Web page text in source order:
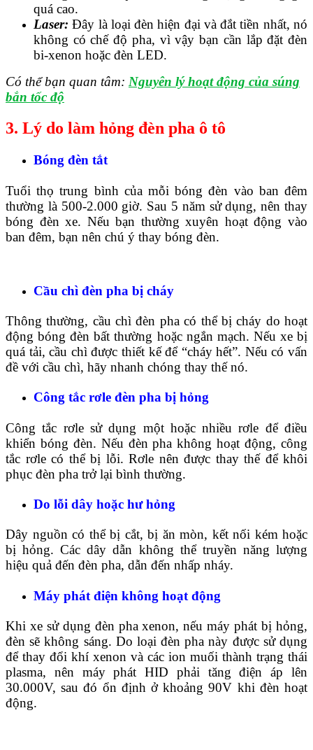
quá cao.
Laser: Đây là loại đèn hiện đại và đắt tiền nhất, nó
không có chế độ pha, vì vậy bạn cần lắp đặt đèn
bi-xenon hoặc đèn LED.
Có thể bạn quan tâm: Nguyên lý hoạt động của súng
bắn tốc độ
3. Lý do làm hỏng đèn pha ô tô
Bóng đèn tắt
Tuổi thọ trung bình của mỗi bóng đèn vào ban đêm
thường là 500-2.000 giờ. Sau 5 năm sử dụng, nên thay
bóng đèn xe. Nếu bạn thường xuyên hoạt động vào
ban đêm, bạn nên chú ý thay bóng đèn.
Cầu chì đèn pha bị cháy
Thông thường, cầu chì đèn pha có thể bị cháy do hoạt
động bóng đèn bất thường hoặc ngắn mạch. Nếu xe bị
quá tải, cầu chì được thiết kế để “cháy hết”. Nếu có vấn
đề với cầu chì, hãy nhanh chóng thay thế nó.
Công tắc rơle đèn pha bị hỏng
Công tắc rơle sử dụng một hoặc nhiều rơle để điều
khiển bóng đèn. Nếu đèn pha không hoạt động, công
tắc rơle có thể bị lỗi. Rơle nên được thay thế để khôi
phục đèn pha trở lại bình thường.
Do lỗi dây hoặc hư hỏng
Dây nguồn có thể bị cắt, bị ăn mòn, kết nối kém hoặc
bị hỏng. Các dây dẫn không thể truyền năng lượng
hiệu quả đến đèn pha, dẫn đến nhấp nháy.
Máy phát điện không hoạt động
Khi xe sử dụng đèn pha xenon, nếu máy phát bị hỏng,
đèn sẽ không sáng. Do loại đèn pha này được sử dụng
để thay đổi khí xenon và các ion muối thành trạng thái
plasma, nên máy phát HID phải tăng điện áp lên
30.000V, sau đó ổn định ở khoảng 90V khi đèn hoạt
động.